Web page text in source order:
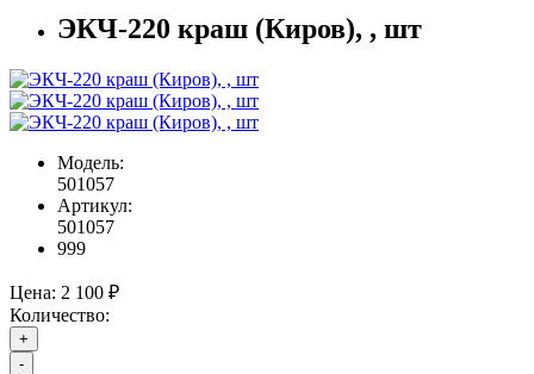
ЭКЧ-220 краш (Киров), , шт
Модель:
501057
Артикул:
501057
999
Цена: 2 100 ₽
Количество:
+
-